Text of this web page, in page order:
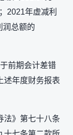
2021年虚减利
润总额的
前期会计差错
述年度财务报表
法》第七十八条